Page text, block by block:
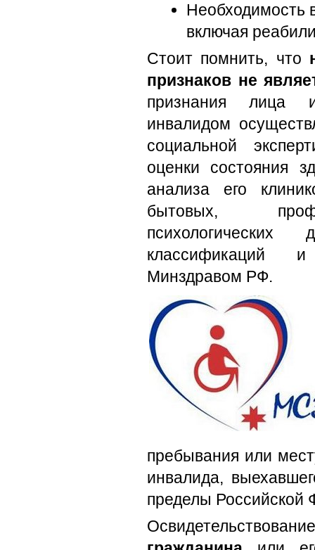
Необходимость
включая
Стоит помнить, что
признаков не
признания лица
инвалидом
социальной
оценки состояния
анализа его
бытовых,
классификаций
Минздравом РФ.
пребывания или
инвалида,
пределы Российской